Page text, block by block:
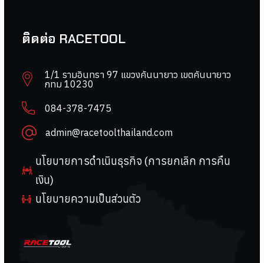
ติดต่อ RACETOOL
1/1 รามอินทรา 97 แขวงคันนายาว เขตคันนายาว
กทม 10230
084-378-7475
admin@racetoolthailand.com
นโยบายการดำเนินธุรกิจ (การยกเลิก การคืน
เงิน)
นโยบายความเป็นส่วนตัว